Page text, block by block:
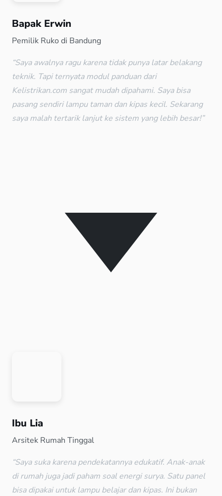
Bapak Erwin
Pemilik Ruko di Bandung
“Saya awalnya ragu karena tidak punya latar belakang
teknik. Tapi ternyata modul panduan dari
Kelistrikan.com sangat mudah dipahami. Saya bisa
pasang sendiri lampu taman dan kipas kecil. Sekarang
saya malah tertarik lanjut ke sistem yang lebih besar!”
Ibu Lia
Arsitek Rumah Tinggal
“Saya suka karena pendekatannya edukatif. Anak-anak
di rumah juga jadi paham soal energi surya. Satu panel
bisa dipakai untuk lampu belajar dan kipas. Ini bukan